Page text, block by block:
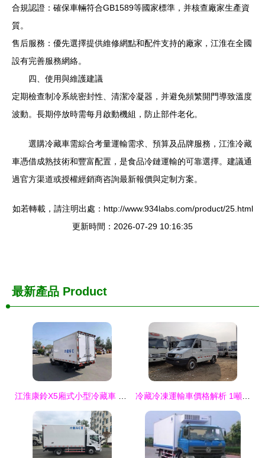
合規認證：確保車輛符合GB1589等國家標準，并核查廠家生產資
質。
售后服務：優先選擇提供維修網點和配件支持的廠家，江淮在全國
設有完善服務網絡。
四、使用與維護建議
定期檢查制冷系統密封性、清潔冷凝器，并避免頻繁開門導致溫度
波動。長期停放時需每月啟動機組，防止部件老化。
選購冷藏車需綜合考量運輸需求、預算及品牌服務，江淮冷藏
車憑借成熟技術和豐富配置，是食品冷鏈運輸的可靠選擇。建議通
過官方渠道或授權經銷商咨詢最新報價與定制方案。
如若轉載，請注明出處：http://www.934labs.com/product/25.html
更新時間：2026-07-29 10:16:35
最新產品 Product